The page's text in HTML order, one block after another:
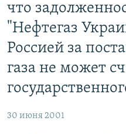
основному
содержанию
Вернутся
главной
навигации
Вернутся
ЦИТАТЫ СВОБОДЫ
МНЕНИЯ
КУЛЬТУРА
IDEL.РЕАЛИИ
что
"Нефтегаз
Россией за
газа не может
30 июня 2001